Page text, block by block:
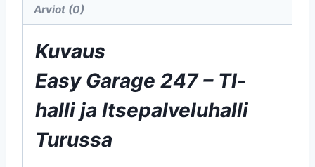
Arviot (0)
Kuvaus
Easy Garage 247 – TI-
halli ja Itsepalveluhalli
Turussa